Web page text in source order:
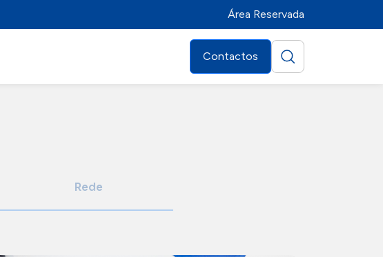
Área Reservada
Contactos
Rede